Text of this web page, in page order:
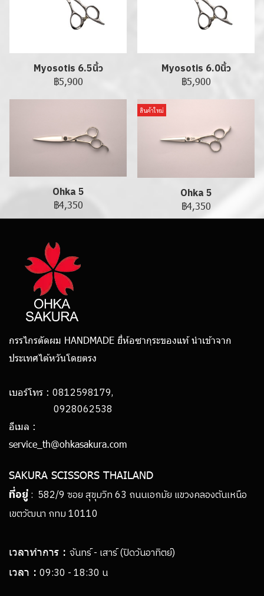
Myosotis 6.5นิ้ว
฿5,900
Myosotis 6.0นิ้ว
฿5,900
Ohka 5
฿4,350
สินค้าใหม่
Ohka 5
฿4,350
กรรไกรตัดผม HANDMADE ยี่ห้อซากุระของแท้ นำเข้าจาก
ประเทศไต้หวันโดยตรง
เบอร์โทร : 0812598179,
0928062538
อีเมล :
service_th@ohkasakura.com
SAKURA SCISSORS THAILAND
ที่อยู่: 582/9 ซอย สุขุมวิท 63 ถนนเอกมัย แขวงคลองตันเหนือ
เขตวัฒนา กทม 10110
เวลาทำการ : จันทร์ - เสาร์ (ปิดวันอาทิตย์)
เวลา : 09:30 - 18:30 น